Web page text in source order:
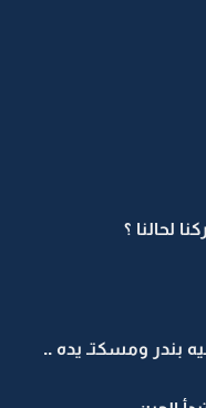
لحالنا ؟
بندر ومسكتـ يده ..